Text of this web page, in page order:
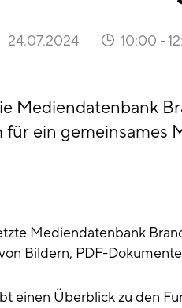
24.07.2024 10:00 -
Mediendatenbank
für ein gemeinsames
Mediendatenbank
Bildern, PDF-
einen Überblick zu den